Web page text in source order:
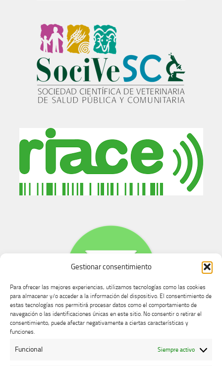
Gestionar consentimiento
Para ofrecer las mejores experiencias, utilizamos tecnologías como las cookies
para almacenar y/o acceder a la información del dispositivo. El consentimiento de
estas tecnologías nos permitirá procesar datos como el comportamiento de
navegación o las identificaciones únicas en este sitio. No consentir o retirar el
consentimiento, puede afectar negativamente a ciertas características y
funciones.
Funcional Siempre activo
Buzón de dudas, quejas y sugerencias